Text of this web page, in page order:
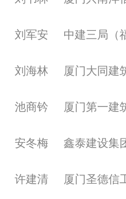
刘军安 中建三局（
刘海林 厦门大同建
池商钤 厦门第一建
安冬梅 鑫泰建设集
许建清 厦门圣德信